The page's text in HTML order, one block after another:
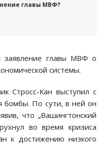
главы МВФ?
заявление главы МВФ о
системы.
Стросс-Кан выступил с
бомбы. По сути, в ней он
что „Вашингтонский
во время кризиса
к достижению низкого